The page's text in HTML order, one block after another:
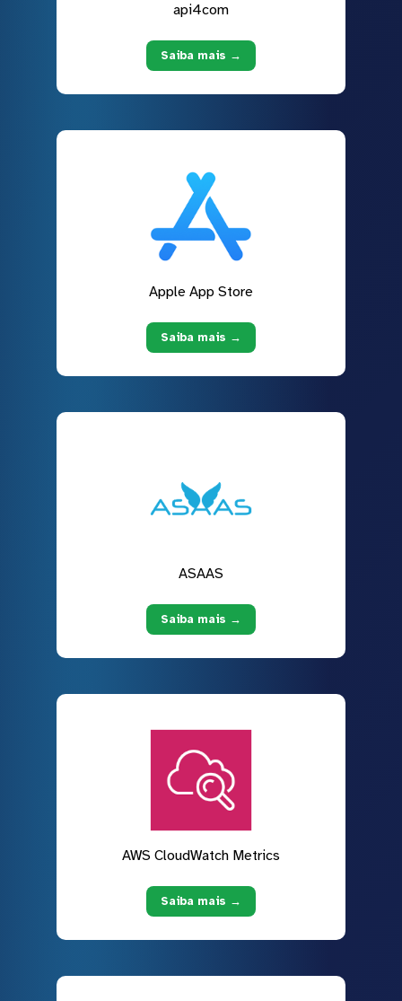
api4com
Saiba mais →
Apple App Store
Saiba mais →
ASAAS
Saiba mais →
AWS CloudWatch Metrics
Saiba mais →